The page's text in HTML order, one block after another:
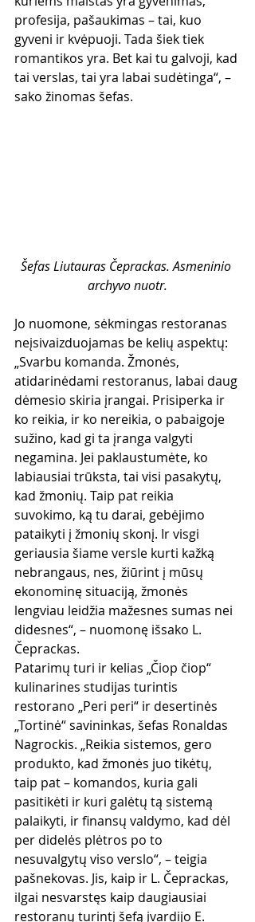
profesija, pašaukimas – tai, kuo
gyveni ir kvėpuoji. Tada šiek tiek
romantikos yra. Bet kai tu galvoji, kad
tai verslas, tai yra labai sudėtinga“, –
sako žinomas šefas.
Šefas Liutauras Čeprackas. Asmeninio
archyvo nuotr.
Jo nuomone, sėkmingas restoranas
neįsivaizduojamas be kelių aspektų:
„Svarbu komanda. Žmonės,
atidarinėdami restoranus, labai daug
dėmesio skiria įrangai. Prisiperka ir
ko reikia, ir ko nereikia, o pabaigoje
sužino, kad gi ta įranga valgyti
negamina. Jei paklaustumėte, ko
labiausiai trūksta, tai visi pasakytų,
kad žmonių. Taip pat reikia
suvokimo, ką tu darai, gebėjimo
pataikyti į žmonių skonį. Ir visgi
geriausia šiame versle kurti kažką
nebrangaus, nes, žiūrint į mūsų
ekonominę situaciją, žmonės
lengviau leidžia mažesnes sumas nei
didesnes“, – nuomonę išsako L.
Čeprackas.
Patarimų turi ir kelias „Čiop čiop“
kulinarines studijas turintis
restorano „Peri peri“ ir desertinės
„Tortinė“ savininkas, šefas Ronaldas
Nagrockis. „Reikia sistemos, gero
produkto, kad žmonės juo tikėtų,
taip pat – komandos, kuria gali
pasitikėti ir kuri galėtų tą sistemą
palaikyti, ir finansų valdymo, kad dėl
per didelės plėtros po to
nesuvalgytų viso verslo“, – teigia
pašnekovas. Jis, kaip ir L. Čeprackas,
ilgai nesvarstęs kaip daugiausiai
restoranų turintį šefą įvardijo E.